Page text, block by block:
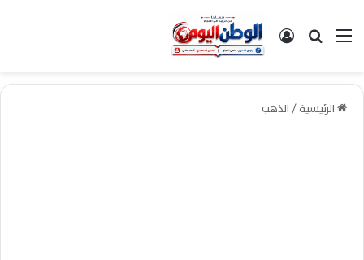
القائمةبحث عن تسجيل الدخول
الرئيسية/الذهب